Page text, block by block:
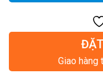
Giao hàng